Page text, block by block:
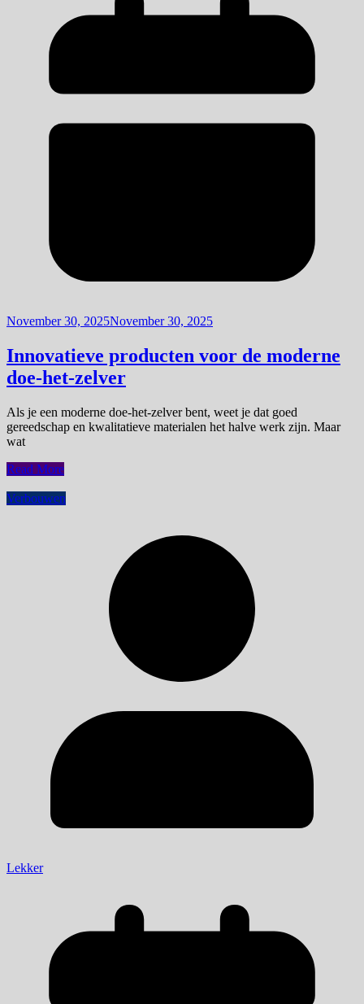
November 30, 2025November 30, 2025
Innovatieve producten voor de moderne
doe-het-zelver
Als je een moderne doe-het-zelver bent, weet je dat goed
gereedschap en kwalitatieve materialen het halve werk zijn. Maar
wat
Read More
Verbouwen
Lekker